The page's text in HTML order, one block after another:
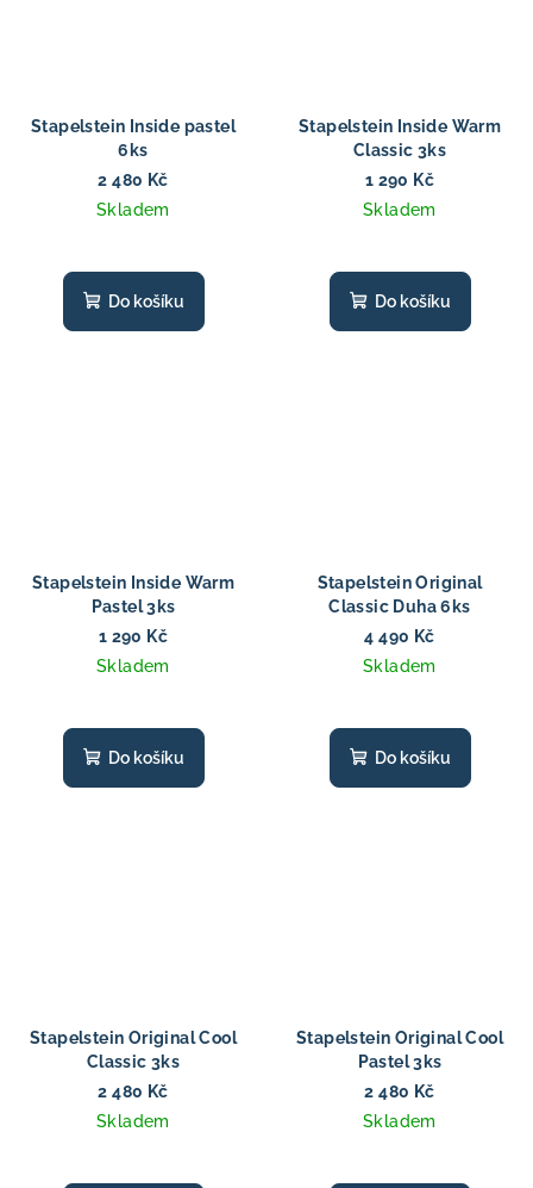
Stapelstein Inside pastel
6ks
2 480 Kč
Skladem
Do košíku
Stapelstein Inside Warm
Classic 3ks
1 290 Kč
Skladem
Do košíku
Stapelstein Inside Warm
Pastel 3ks
1 290 Kč
Skladem
Do košíku
Stapelstein Original
Classic Duha 6ks
4 490 Kč
Skladem
Do košíku
Stapelstein Original Cool
Classic 3ks
2 480 Kč
Skladem
Stapelstein Original Cool
Pastel 3ks
2 480 Kč
Skladem